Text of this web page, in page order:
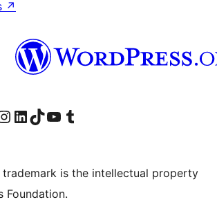
↗
account bezoeken
onze Instagram account
Bezoek onze LinkedIn account
Bezoek onze TikTok account
Bezoek ons YouTube kanaalBezoek onze Tumblr account
trademark is the intellectual property
Foundation.